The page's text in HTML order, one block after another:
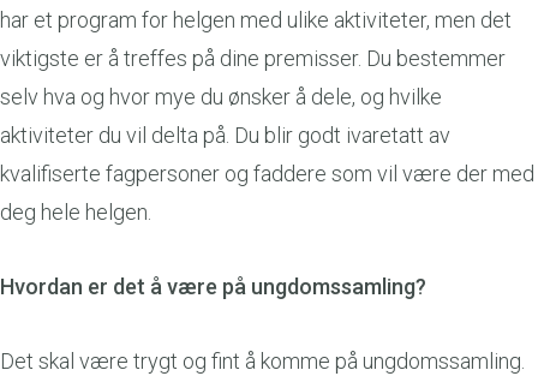
har et program for helgen med ulike aktiviteter, men det
viktigste er å treffes på dine premisser. Du bestemmer
selv hva og hvor mye du ønsker å dele, og hvilke
aktiviteter du vil delta på. Du blir godt ivaretatt av
kvalifiserte fagpersoner og faddere som vil være der med
deg hele helgen.
Hvordan er det å være på ungdomssamling?
Det skal være trygt og fint å komme på ungdomssamling.